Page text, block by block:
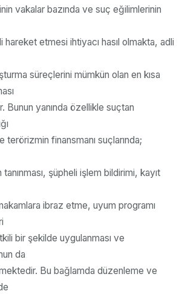
vakalar bazında ve suç eğilimlerinin
hareket etmesi ihtiyacı hasıl olmakta, adli
süreçlerini mümkün olan en kısa
Bunun yanında özellikle suçtan
terörizmin finansmanı suçlarında;
şüpheli işlem bildirimi, kayıt
ibraz etme, uyum programı
bir şekilde uygulanması ve
da
Bu bağlamda düzenleme ve